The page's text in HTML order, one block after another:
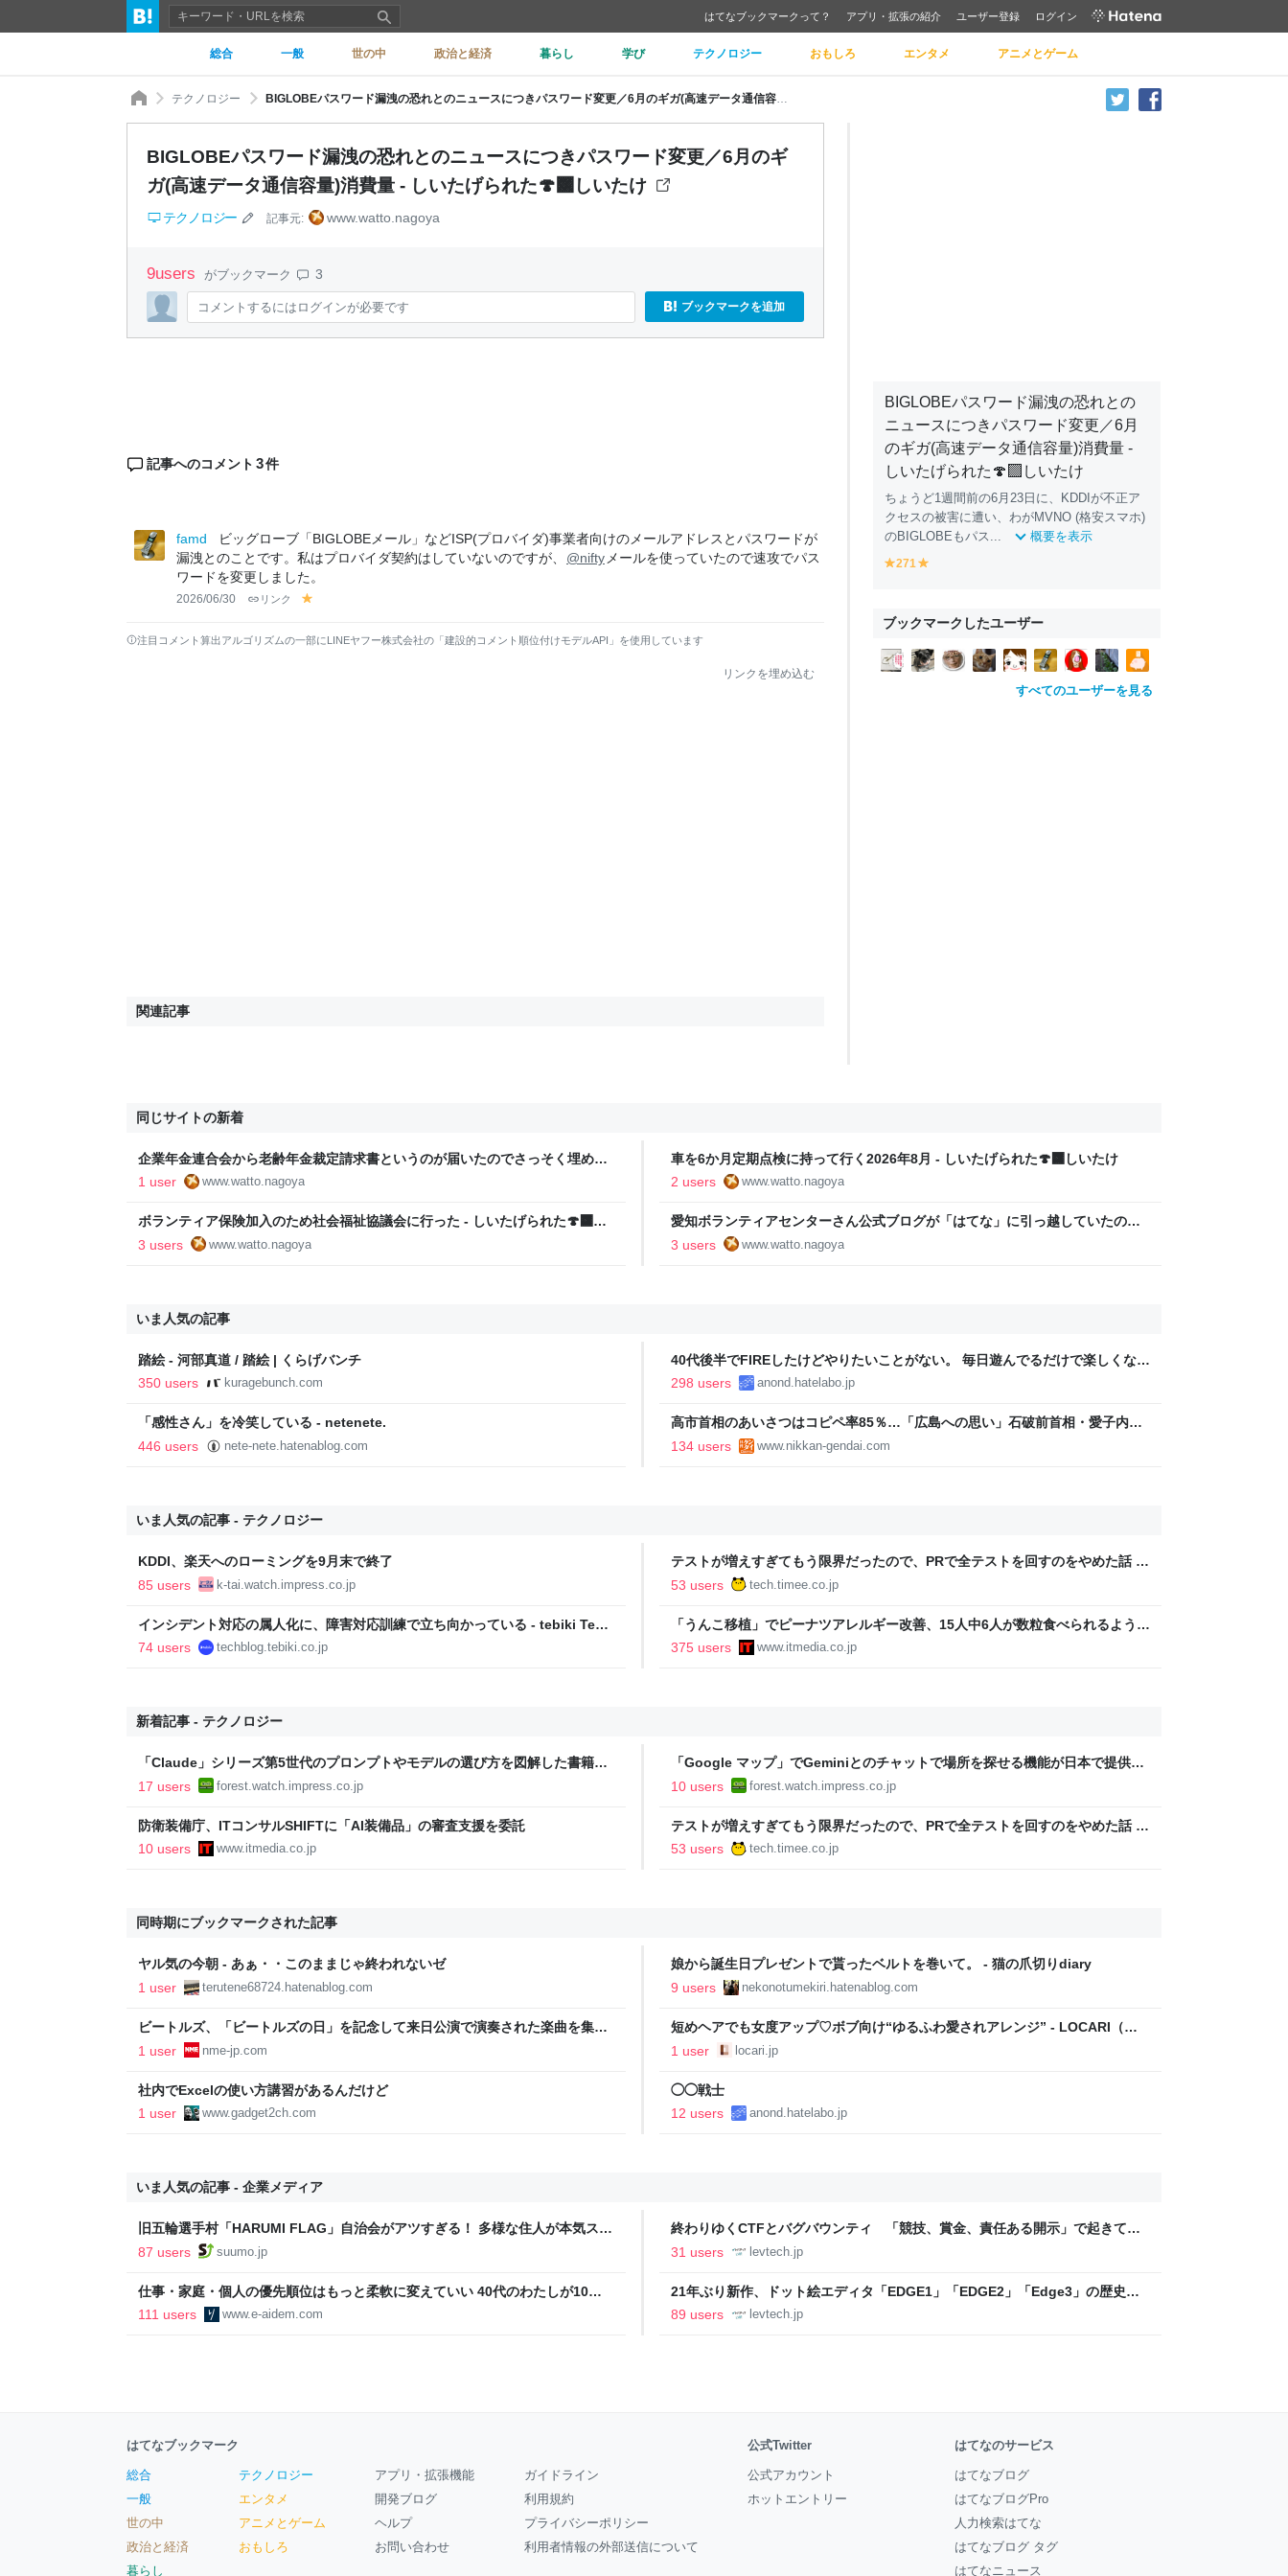
はてなブックマークって？ アプリ・拡張の紹介 ユーザー登録 ログイン
総合 一般 世の中 政治と経済 暮らし 学び テクノロジー おもしろ エンタメ アニメとゲーム
テクノロジー
BIGLOBEパスワード漏洩の恐れとのニュースにつきパスワード変更／6月のギ
ガ(高速データ通信容量)消費量 - しいたげられた🍄‍🟫しいたけ
テクノロジー 記事元: www.watto.nagoya
9users がブックマーク 3
コメントするにはログインが必要です ブックマークを追加
記事へのコメント 3件
famd
ビッグローブ「BIGLOBEメール」などISP(プロバイダ)事業者向けのメールアドレスとパスワードが
漏洩とのことです。私はプロバイダ契約はしていないのですが、
@nifty メールを使っていたので速攻でパス
ワードを変更しました。
2026/06/30 リンク
lo
注目コメント算出アルゴリズムの一部にLINEヤフー株式会社の「建設的コメント順位付けモデルAPI」を使用しています
リンクを埋め込む
関連記事
BIGLOBEパスワード漏洩の恐れとの
ニュースにつきパスワード変更／6月
のギガ(高速データ通信容量)消費量 -
しいたげられた🍄‍🟫しいたけ
ちょうど1週間前の6月23日に、KDDIが不正ア
クセスの被害に遭い、わがMVNO (格安スマホ)
のBIGLOBEもパス...
概要を表示
y
o
w
271
o
ブックマークしたユーザー
すべてのユーザーを見る
同じサイトの新着
企業年金連合会から老齢年金裁定請求書というのが届いたのでさっそく埋めて
投函した - しいたげられた🍄‍🟫しいたけ
1 user www.watto.nagoya
車を6か月定期点検に持って行く2026年8月 - しいたげられた🍄‍🟫しいたけ
2 users
www.watto.nagoya
ボランティア保険加入のため社会福祉協議会に行った - しいたげられた🍄‍🟫し
いたけ
3 users www.watto.nagoya
愛知ボランティアセンターさん公式ブログが「はてな」に引っ越していたのを
うかつにも気づかなかった - しいたげられた🍄‍🟫しいたけ
3 users www.watto.nagoya
いま人気の記事
踏絵 - 河部真道 / 踏絵 | くらげバンチ
350 users
kuragebunch.com
40代後半でFIREしたけどやりたいことがない。 毎日遊んでるだけで楽しくな
い..
298 users anond.hatelabo.jp
「感性さん」を冷笑している - netenete.
446 users
nete-nete.hatenablog.com
高市首相のあいさつはコピペ率85％…「広島への思い」石破前首相・愛子内親
王とは絶望的格差｜日刊ゲンダイDIGITAL
134 users www.nikkan-gendai.com
いま人気の記事 - テクノロジー
KDDI、楽天へのローミングを9月末で終了
85 users
k-tai.watch.impress.co.jp
テストが増えすぎてもう限界だったので、PRで全テストを回すのをやめた話 -
Timee Product Team Blog
53 users tech.timee.co.jp
インシデント対応の属人化に、障害対応訓練で立ち向かっている - tebiki Tech
Blog
74 users techblog.tebiki.co.jp
「うんこ移植」でピーナツアレルギー改善、15人中6人が数粒食べられるよう
に ヒトの実証は初 Science系列誌掲載
375 users www.itmedia.co.jp
新着記事 - テクノロジー
「Claude」シリーズ第5世代のプロンプトやモデルの選び方を図解した書籍が
無償公開／Anthropicの公式ドキュメント2本を日本語で図解した『Claude 5
17 users forest.watch.impress.co.jp
「Google マップ」でGeminiとのチャットで場所を探せる機能が日本で提供開
始／自然な会話形式で複雑な条件の場所を探せる［マップに相談］の対象国が
10 users forest.watch.impress.co.jp
防衛装備庁、ITコンサルSHIFTに「AI装備品」の審査支援を委託
10 users
www.itmedia.co.jp
テストが増えすぎてもう限界だったので、PRで全テストを回すのをやめた話 -
Timee Product Team Blog
53 users tech.timee.co.jp
同時期にブックマークされた記事
ヤル気の今朝 - あぁ・・このままじゃ終われないゼ
1 user
terutene68724.hatenablog.com
娘から誕生日プレゼントで貰ったベルトを巻いて。 - 猫の爪切りdiary
9 users
nekonotumekiri.hatenablog.com
ビートルズ、「ビートルズの日」を記念して来日公演で演奏された楽曲を集め
たプレイリストが公開 | NME Japan
1 user nme-jp.com
短めヘアでも女度アップ♡ボブ向け“ゆるふわ愛されアレンジ” - LOCARI（ロ
カリ）
1 user locari.jp
社内でExcelの使い方講習があるんだけど
1 user
www.gadget2ch.com
◯◯戦士
12 users
anond.hatelabo.jp
いま人気の記事 - 企業メディア
旧五輪選手村「HARUMI FLAG」自治会がアツすぎる！ 多様な住人が本気スキ
ルで挑む、盆踊り2万人集客や交通改善など“街の価値向上”戦略 東京・中央
87 users suumo.jp
終わりゆくCTFとバグバウンティ 「競技、賞金、責任ある開示」で起きてい
ること【フォーカス】 - レバテックLAB
31 users levtech.jp
仕事・家庭・個人の優先順位はもっと柔軟に変えていい 40代のわたしが10年
後の自分に伝えたいこと - りっすん by イーアイデム
111 users www.e-aidem.com
21年ぶり新作、ドット絵エディタ「EDGE1」「EDGE2」「Edge3」の歴史に
ついて作者に聞く【フォーカス】 - レバテックLAB
89 users levtech.jp
はてなブックマーク
総合
一般
世の中
政治と経済
暮らし
テクノロジー
エンタメ
アニメとゲーム
おもしろ
アプリ・拡張機能
開発ブログ
ヘルプ
お問い合わせ
ガイドライン
利用規約
プライバシーポリシー
利用者情報の外部送信について
公式Twitter
公式アカウント
ホットエントリー
はてなのサービス
はてなブログ
はてなブログPro
人力検索はてな
はてなブログ タグ
はてなニュース